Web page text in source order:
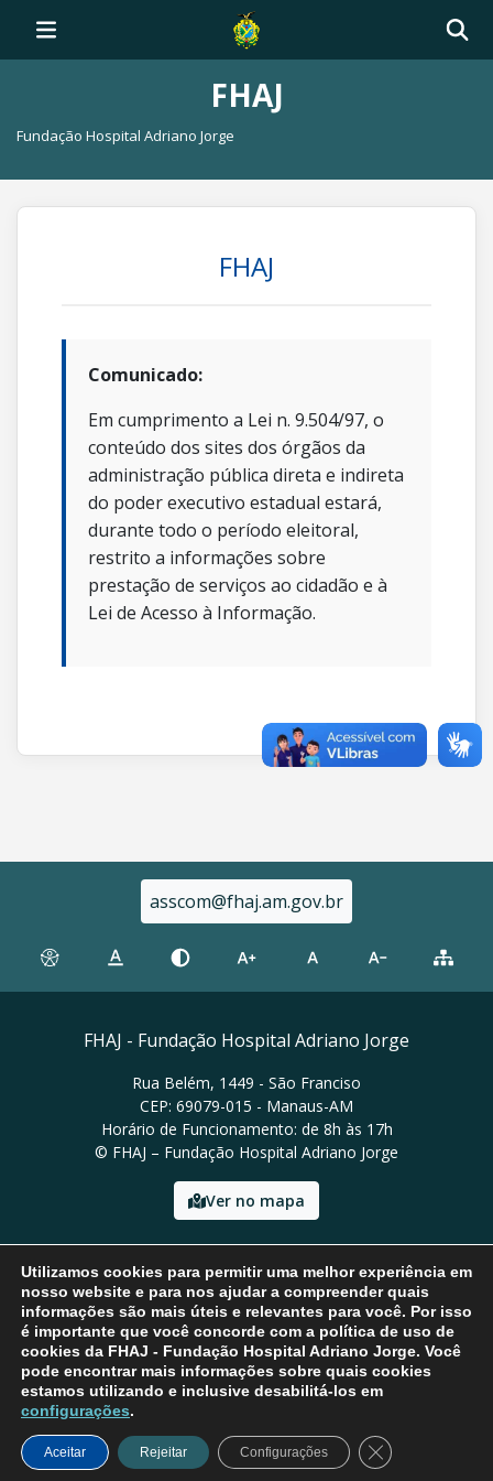
FHAJ
Fundação Hospital Adriano Jorge
FHAJ
Comunicado:
Em cumprimento a Lei n. 9.504/97, o
conteúdo dos sites dos órgãos da
administração pública direta e indireta
do poder executivo estadual estará,
durante todo o período eleitoral,
restrito a informações sobre
prestação de serviços ao cidadão e à
Lei de Acesso à Informação.
asscom@fhaj.am.gov.br
FHAJ - Fundação Hospital Adriano Jorge
Rua Belém, 1449 - São Franciso
CEP: 69079-015 - Manaus-AM
Horário de Funcionamento: de 8h às 17h
© FHAJ – Fundação Hospital Adriano Jorge
Ver no mapa
Email: asscom@fhaj.am.gov.br
Utilizamos cookies para permitir uma melhor experiência em
nosso website e para nos ajudar a compreender quais
informações são mais úteis e relevantes para você. Por isso
é importante que você concorde com a política de uso de
cookies da FHAJ - Fundação Hospital Adriano Jorge. Você
pode encontrar mais informações sobre quais cookies
estamos utilizando e inclusive desabilitá-los em
configurações.
Aceitar Rejeitar Configurações Close GDPR